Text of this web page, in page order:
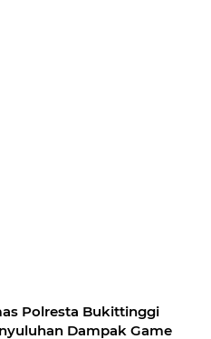
Polresta Bukittinggi
Dampak Game